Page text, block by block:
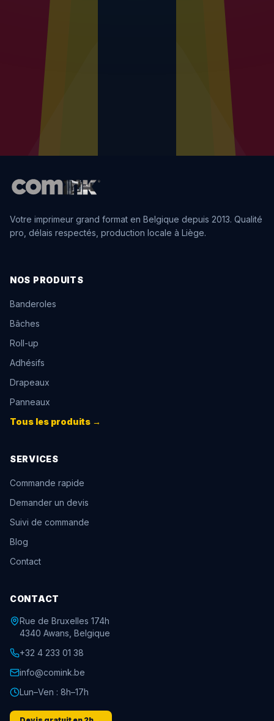
Votre imprimeur grand format en Belgique depuis 2013. Qualité
pro, délais respectés, production locale à Liège.
NOS PRODUITS
Banderoles
Bâches
Roll-up
Adhésifs
Drapeaux
Panneaux
Tous les produits →
SERVICES
Commande rapide
Demander un devis
Suivi de commande
Blog
Contact
CONTACT
Rue de Bruxelles 174h
4340 Awans, Belgique
+32 4 233 01 38
info@comink.be
Lun–Ven : 8h–17h